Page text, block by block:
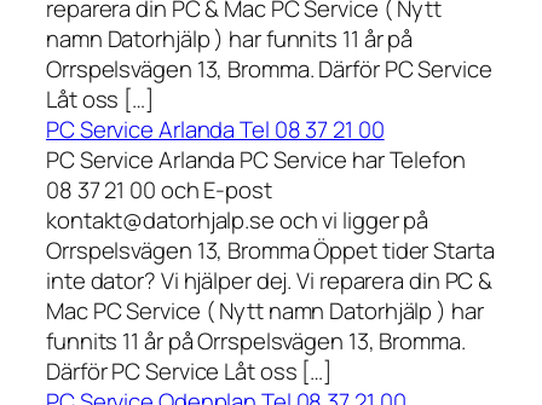
reparera din PC & Mac PC Service ( Nytt
namn Datorhjälp ) har funnits 11 år på
Orrspelsvägen 13, Bromma. Därför PC Service
Låt oss […]
PC Service Arlanda Tel 08 37 21 00
PC Service Arlanda PC Service har Telefon
08 37 21 00 och E-post
kontakt@datorhjalp.se och vi ligger på
Orrspelsvägen 13, Bromma Öppet tider Starta
inte dator? Vi hjälper dej. Vi reparera din PC &
Mac PC Service ( Nytt namn Datorhjälp ) har
funnits 11 år på Orrspelsvägen 13, Bromma.
Därför PC Service Låt oss […]